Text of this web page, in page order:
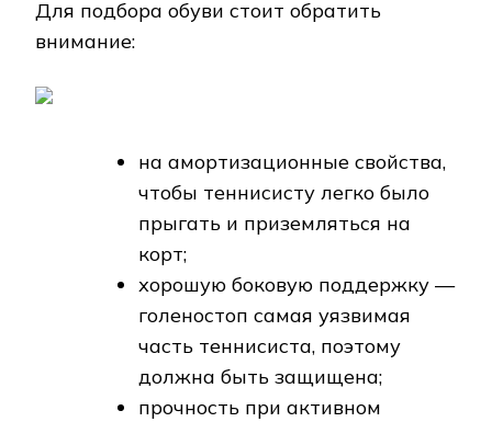
Для подбора обуви стоит обратить
внимание:
на амортизационные свойства,
чтобы теннисисту легко было
прыгать и приземляться на
корт;
хорошую боковую поддержку —
голеностоп самая уязвимая
часть теннисиста, поэтому
должна быть защищена;
прочность при активном